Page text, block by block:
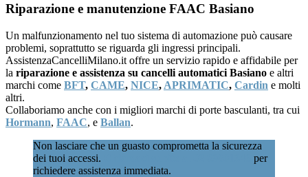
Riparazione e manutenzione FAAC Basiano
Un malfunzionamento nel tuo sistema di automazione può causare
problemi, soprattutto se riguarda gli ingressi principali.
AssistenzaCancelliMilano.it offre un servizio rapido e affidabile per
la riparazione e assistenza su cancelli automatici Basiano e altri
marchi come BFT, CAME, NICE, APRIMATIC, Cardin e molti
altri.
Collaboriamo anche con i migliori marchi di porte basculanti, tra cui
Hormann, FAAC, e Ballan.
Non lasciare che un guasto comprometta la sicurezza
dei tuoi accessi.
per
richiedere assistenza immediata.